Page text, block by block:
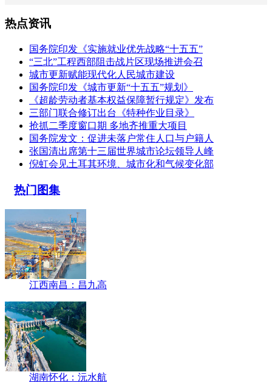
热点资讯
国务院印发《实施就业优先战略“十五五”
“三北”工程西部阻击战片区现场推进会召
城市更新赋能现代化人民城市建设
国务院印发《城市更新“十五五”规划》
《超龄劳动者基本权益保障暂行规定》发布
三部门联合修订出台《特种作业目录》
抢抓二季度窗口期 多地齐推重大项目
国务院发文：促进未落户常住人口与户籍人
张国清出席第十三届世界城市论坛领导人峰
倪虹会见土耳其环境、城市化和气候变化部
热门图集
江西南昌：昌九高
湖南怀化：沅水航